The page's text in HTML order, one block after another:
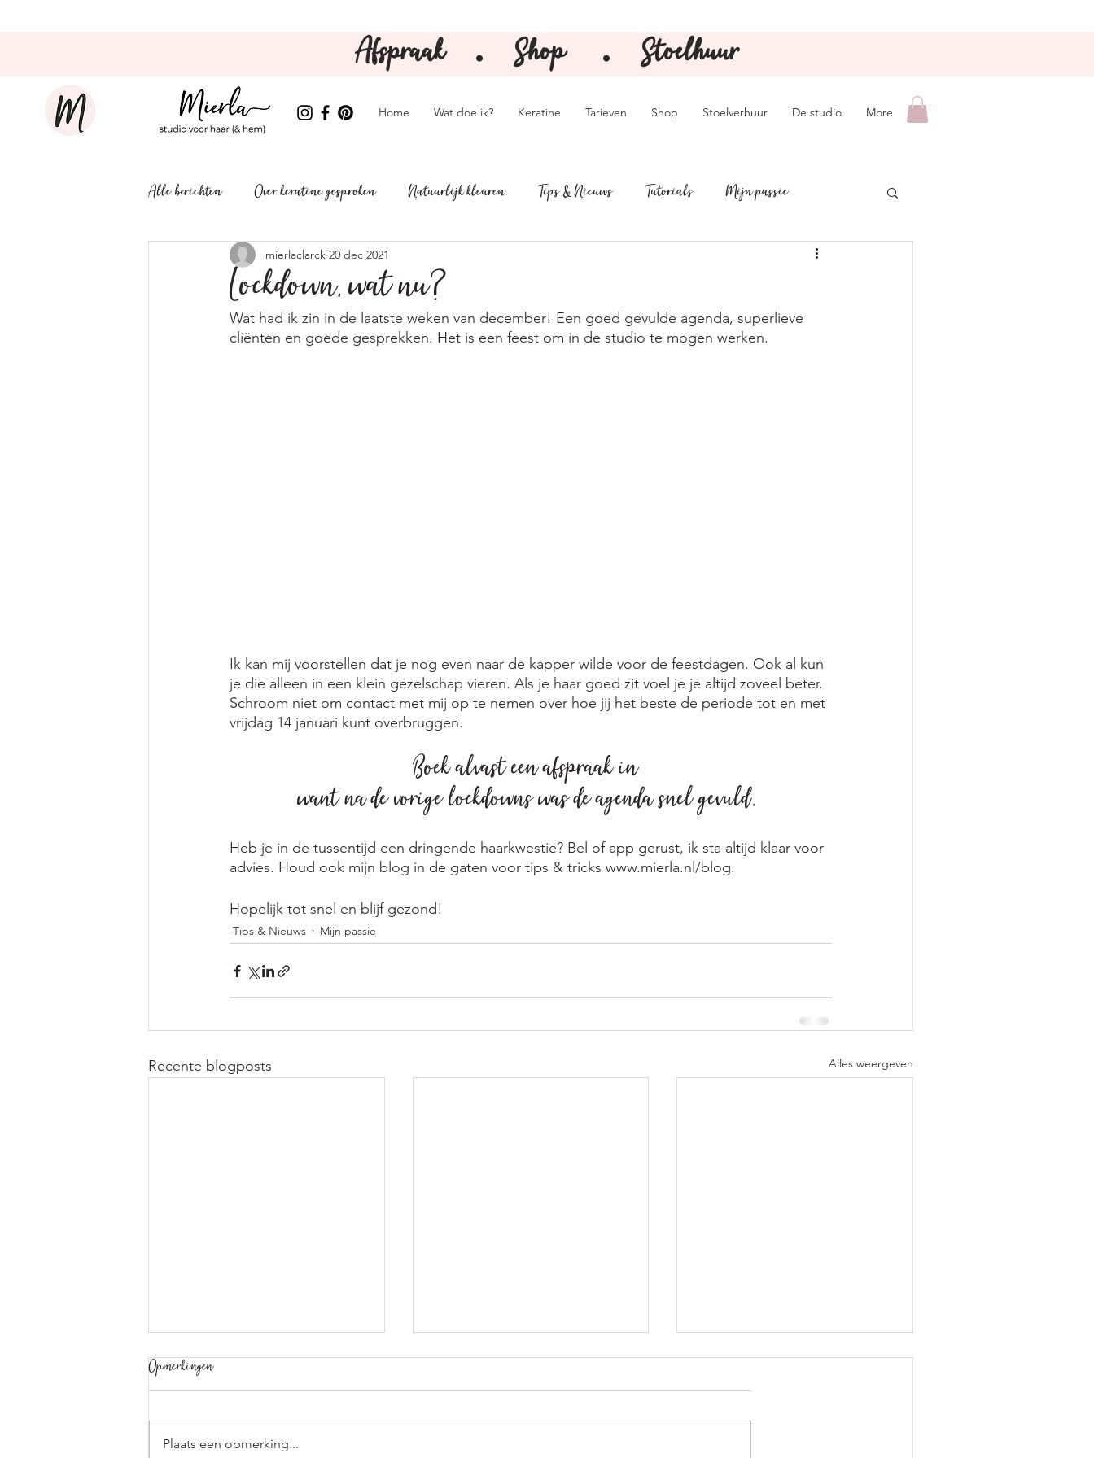
Afspraak ⚫️ Shop ⚫️ Stoelhuur
Home Wat doe ik? Keratine Tarieven Shop Stoelverhuur De studio More
Alle berichten Over keratine gesproken Natuurlijk kleuren Tips & Nieuws Tutorials Mijn passie
Lockdown, wat nu?
mierlaclarck 20 dec 2021
Wat had ik zin in de laatste weken van december! Een goed gevulde agenda, superlieve
cliënten en goede gesprekken. Het is een feest om in de studio te mogen werken.
Ik kan mij voorstellen dat je nog even naar de kapper wilde voor de feestdagen. Ook al kun
je die alleen in een klein gezelschap vieren. Als je haar goed zit voel je je altijd zoveel beter.
Schroom niet om contact met mij op te nemen over hoe jij het beste de periode tot en met
vrijdag 14 januari kunt overbruggen.
Boek alvast een afspraak in
want na de vorige lockdowns was de agenda snel gevuld.
Heb je in de tussentijd een dringende haarkwestie? Bel of app gerust, ik sta altijd klaar voor
advies. Houd ook mijn blog in de gaten voor tips & tricks www.mierla.nl/blog.
Hopelijk tot snel en blijf gezond!
Tips & Nieuws Mijn passie
Recente blogposts Alles weergeven
Opmerkingen
Plaats een opmerking...